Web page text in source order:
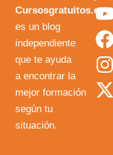
Cursosgratuitos.es
es un blog
independiente
que te ayuda
a encontrar la
mejor formación
según tu
situación.
o
u
t
u
a
c
e
b
I
n
s
t
a
-
t
w
i